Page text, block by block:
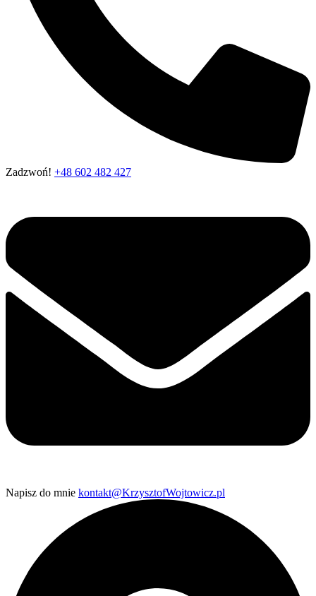
Zadzwoń! +48 602 482 427
Napisz do mnie kontakt@KrzysztofWojtowicz.pl